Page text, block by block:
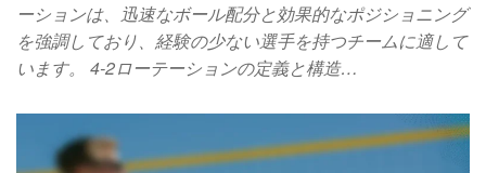
ーションは、迅速なボール配分と効果的なポジショニング
を強調しており、経験の少ない選手を持つチームに適して
います。 4-2ローテーションの定義と構造…